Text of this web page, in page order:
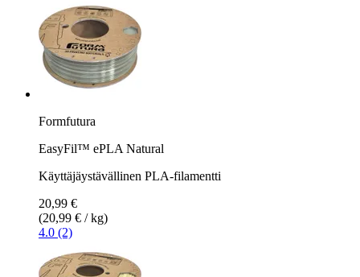
Formfutura
EasyFil™ ePLA Natural
Käyttäjäystävällinen PLA-filamentti
20,99 €
(20,99 € / kg)
4.0 (2)